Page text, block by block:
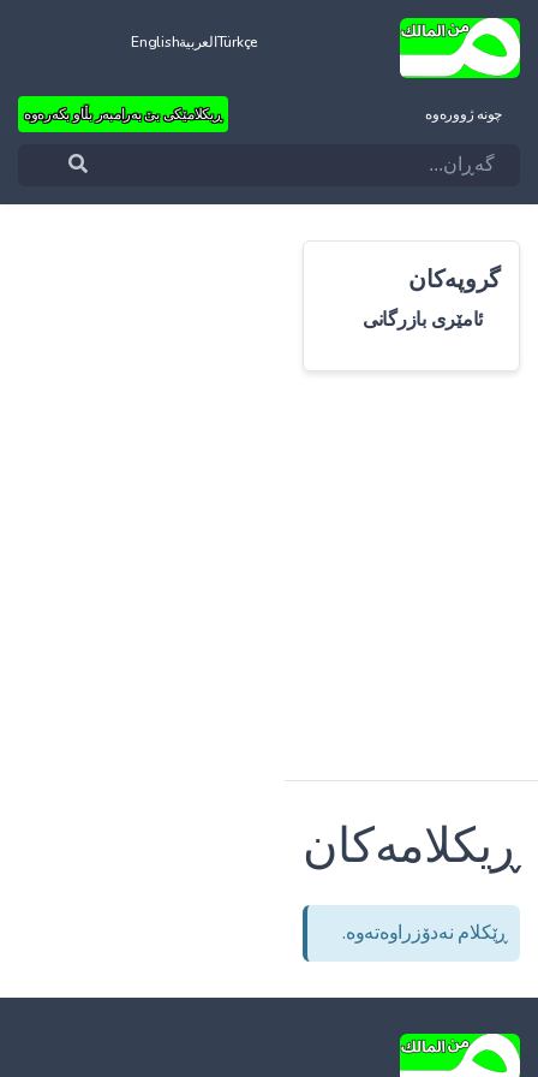
TürkçeالعربيةEnglish
چونه‌ ژووره‌وه‌ ڕیکلامێکی بێ بەرامبەر بڵاو بکەرەوە
گروپەکان
ئامێری بازرگانی
ڕیکلامەکان
ڕێکلام نەدۆزراوەتەوە.